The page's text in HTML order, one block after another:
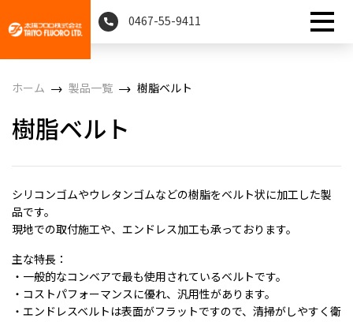
0467-55-9411
ホーム 製品一覧 樹脂ベルト
樹脂ベルト
シリコンゴムやウレタンゴムなどの樹脂をベルト状に加工した製
品です。
現地での取付施工や、エンドレス加工も承っております。
主な特長：
・一般的なコンベアで最も使用されているベルトです。
・コストパフォーマンスに優れ、汎用性があります。
・エンドレスベルトは表面がフラットですので、清掃がしやすく衛